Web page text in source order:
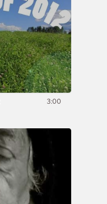
3:00